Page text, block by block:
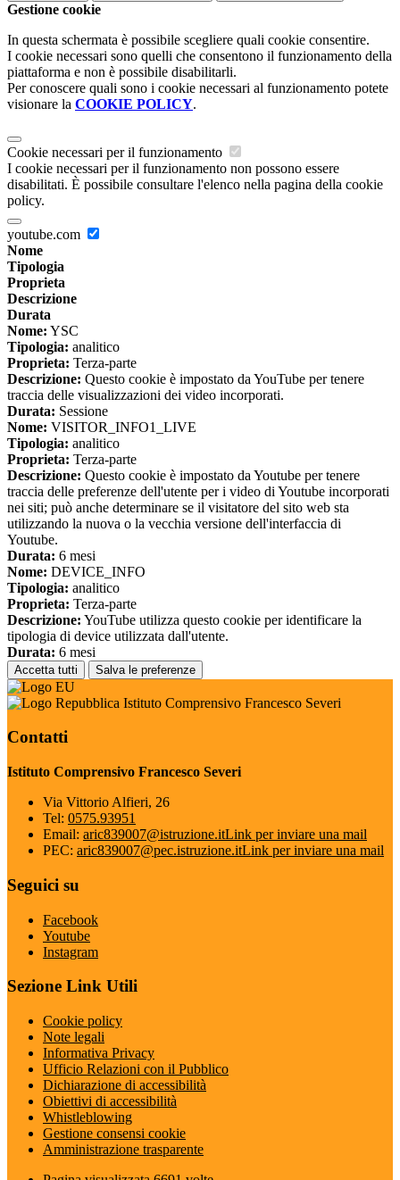
Gestione cookie
In questa schermata è possibile scegliere quali cookie consentire.
I cookie necessari sono quelli che consentono il funzionamento della
piattaforma e non è possibile disabilitarli.
Per conoscere quali sono i cookie necessari al funzionamento potete
visionare la COOKIE POLICY.
Cookie necessari per il funzionamento
I cookie necessari per il funzionamento non possono essere
disabilitati. È possibile consultare l'elenco nella pagina della cookie
policy.
youtube.com
Nome
Tipologia
Proprieta
Descrizione
Durata
Nome: YSC
Tipologia: analitico
Proprieta: Terza-parte
Descrizione: Questo cookie è impostato da YouTube per tenere
traccia delle visualizzazioni dei video incorporati.
Durata: Sessione
Nome: VISITOR_INFO1_LIVE
Tipologia: analitico
Proprieta: Terza-parte
Descrizione: Questo cookie è impostato da Youtube per tenere
traccia delle preferenze dell'utente per i video di Youtube incorporati
nei siti; può anche determinare se il visitatore del sito web sta
utilizzando la nuova o la vecchia versione dell'interfaccia di
Youtube.
Durata: 6 mesi
Nome: DEVICE_INFO
Tipologia: analitico
Proprieta: Terza-parte
Descrizione: YouTube utilizza questo cookie per identificare la
tipologia di device utilizzata dall'utente.
Durata: 6 mesi
Accetta tutti Salva le preferenze
Istituto Comprensivo Francesco Severi
Contatti
Istituto Comprensivo Francesco Severi
Via Vittorio Alfieri, 26
Tel: 0575.93951
Email: aric839007@istruzione.itLink per inviare una mail
PEC: aric839007@pec.istruzione.itLink per inviare una mail
Seguici su
Facebook
Youtube
Instagram
Sezione Link Utili
Cookie policy
Note legali
Informativa Privacy
Ufficio Relazioni con il Pubblico
Dichiarazione di accessibilità
Obiettivi di accessibilità
Whistleblowing
Gestione consensi cookie
Amministrazione trasparente